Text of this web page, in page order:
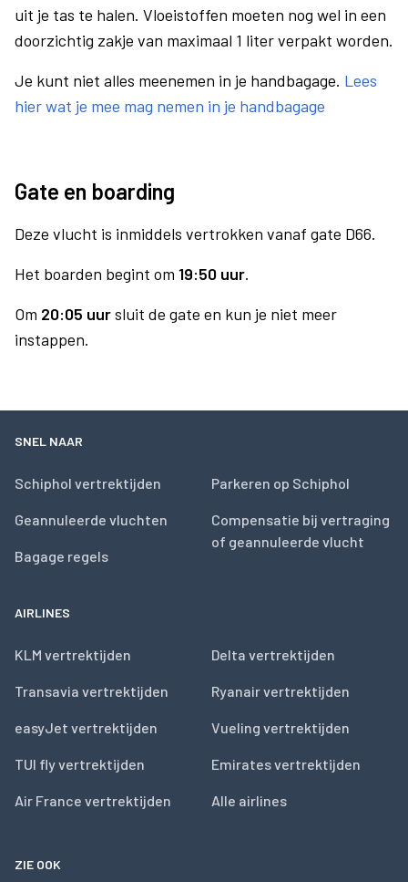
uit je tas te halen. Vloeistoffen moeten nog wel in een
doorzichtig zakje van maximaal 1 liter verpakt worden.
Je kunt niet alles meenemen in je handbagage. Lees
hier wat je mee mag nemen in je handbagage
Gate en boarding
Deze vlucht is inmiddels vertrokken vanaf gate D66.
Het boarden begint om 19:50 uur.
Om 20:05 uursluit de gate en kun je niet meer
instappen.
SNEL NAAR
Schiphol vertrektijden
Geannuleerde vluchten
Bagage regels
Parkeren op Schiphol
Compensatie bij vertraging
of geannuleerde vlucht
AIRLINES
KLM vertrektijden
Transavia vertrektijden
easyJet vertrektijden
TUI fly vertrektijden
Air France vertrektijden
Delta vertrektijden
Ryanair vertrektijden
Vueling vertrektijden
Emirates vertrektijden
Alle airlines
ZIE OOK